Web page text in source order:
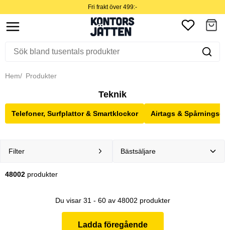
Fri frakt över 499:-
Hem Produkter
Teknik
Telefoner, Surfplattor & Smartklockor Airtags &
Filter
48002 produkter
Du visar 31 - 60 av 48002 produkter
Ladda föregående